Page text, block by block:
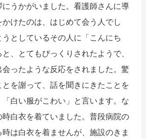
にうかがいました。看護師さんに導
けたのは、はじめて会う人でし
としているその人に「こんにち
、とてもびっくりされたようで、
ったような反応をされました。驚
を謝って、話を聞きにきたことを
白い服がこわい」と言います。な
時白衣を着ていました。普段病院の
は白衣を着ませんが、施設のきま